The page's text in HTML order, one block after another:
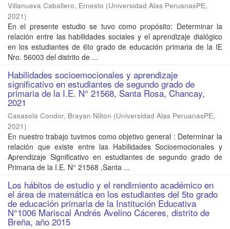
Villanueva Caballero, Ernesto (Universidad Alas PeruanasPE,
2021)
En el presente estudio se tuvo como propósito: Determinar la
relación entre las habilidades sociales y el aprendizaje dialógico
en los estudiantes de 6to grado de educación primaria de la IE
Nro. 56003 del distrito de ...
Habilidades socioemocionales y aprendizaje
significativo en estudiantes de segundo grado de
primaria de la I.E. N° 21568, Santa Rosa, Chancay,
2021
Casasola Condor, Brayan Nilton (Universidad Alas PeruanasPE,
2021)
En nuestro trabajo tuvimos como objetivo general : Determinar la
relación que existe entre las Habilidades Socioemocionales y
Aprendizaje Significativo en estudiantes de segundo grado de
Primaria de la I.E. N° 21568 ,Santa ...
Los hábitos de estudio y el rendimiento académico en
el área de matemática en los estudiantes del 5to grado
de educación primaria de la Institución Educativa
N°1006 Mariscal Andrés Avelino Cáceres, distrito de
Breña, año 2015